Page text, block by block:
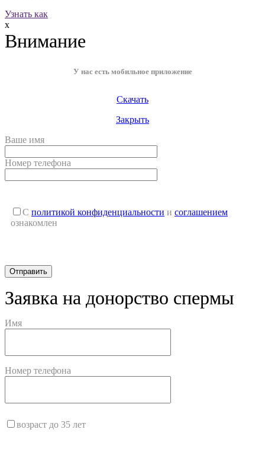
Узнать как
x
Внимание
У нас есть мобильное приложение
Скачать
Закрыть
Ваше имя
Номер телефона
С политикой конфиденциальности и соглашением
ознакомлен
Заявка на донорство спермы
Имя
Номер телефона
возраст до 35 лет